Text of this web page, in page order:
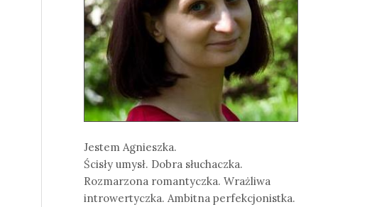
Jestem Agnieszka.
Ścisły umysł. Dobra słuchaczka.
Rozmarzona romantyczka. Wrażliwa
introwertyczka. Ambitna perfekcjonistka.